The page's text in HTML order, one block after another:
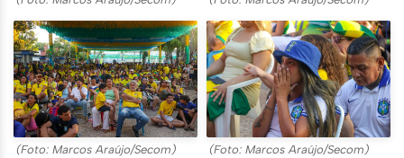
(Foto: Marcos Araújo/Secom) (Foto: Marcos Araújo/Secom)